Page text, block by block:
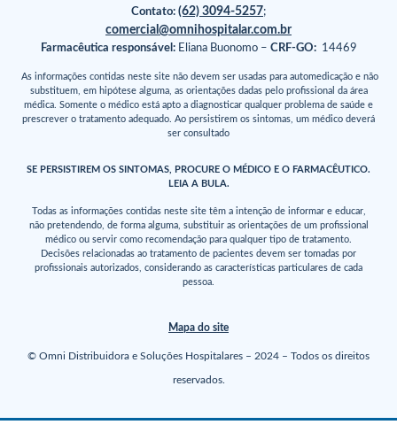
Contato: (62) 3094-5257;
comercial@omnihospitalar.com.br
Farmacêutica responsável:Eliana Buonomo – CRF-GO:14469
As informações contidas neste site não devem ser usadas para automedicação e não
substituem, em hipótese alguma, as orientações dadas pelo profissional da área
médica. Somente o médico está apto a diagnosticar qualquer problema de saúde e
prescrever o tratamento adequado. Ao persistirem os sintomas, um médico deverá
ser consultado
SE PERSISTIREM OS SINTOMAS, PROCURE O MÉDICO E O FARMACÊUTICO.
LEIA A BULA.
Todas as informações contidas neste site têm a intenção de informar e educar,
não pretendendo, de forma alguma, substituir as orientações de um profissional
médico ou servir como recomendação para qualquer tipo de tratamento.
Decisões relacionadas ao tratamento de pacientes devem ser tomadas por
profissionais autorizados, considerando as características particulares de cada
pessoa.
Mapa do site
© Omni Distribuidora e Soluções Hospitalares – 2024 – Todos os direitos
reservados.